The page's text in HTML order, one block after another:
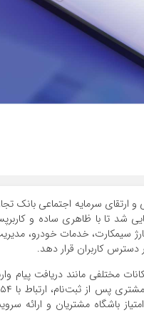
و ارتقای سرمایه اجتماعی بانک
شد تا با ظاهری ساده و
سیمکارت، خدمات خودرو،
کاربران قرار دهد.
جدید همراه بانک تجارت (ورژن ۴.۶.۵) امکانات
باشگاه مشتریان و